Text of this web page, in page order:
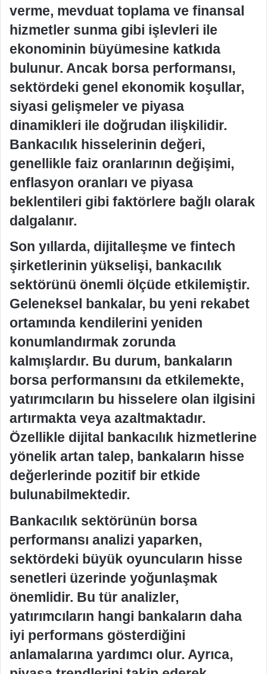
verme, mevduat toplama ve finansal
hizmetler sunma gibi işlevleri ile
ekonominin büyümesine katkıda
bulunur. Ancak borsa performansı,
sektördeki genel ekonomik koşullar,
siyasi gelişmeler ve piyasa
dinamikleri ile doğrudan ilişkilidir.
Bankacılık hisselerinin değeri,
genellikle faiz oranlarının değişimi,
enflasyon oranları ve piyasa
beklentileri gibi faktörlere bağlı olarak
dalgalanır.
Son yıllarda, dijitalleşme ve fintech
şirketlerinin yükselişi, bankacılık
sektörünü önemli ölçüde etkilemiştir.
Geleneksel bankalar, bu yeni rekabet
ortamında kendilerini yeniden
konumlandırmak zorunda
kalmışlardır. Bu durum, bankaların
borsa performansını da etkilemekte,
yatırımcıların bu hisselere olan ilgisini
artırmakta veya azaltmaktadır.
Özellikle dijital bankacılık hizmetlerine
yönelik artan talep, bankaların hisse
değerlerinde pozitif bir etkide
bulunabilmektedir.
Bankacılık sektörünün borsa
performansı analizi yaparken,
sektördeki büyük oyuncuların hisse
senetleri üzerinde yoğunlaşmak
önemlidir. Bu tür analizler,
yatırımcıların hangi bankaların daha
iyi performans gösterdiğini
anlamalarına yardımcı olur. Ayrıca,